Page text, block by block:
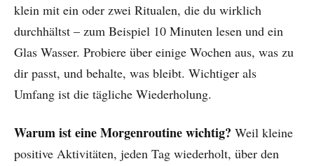
klein mit ein oder zwei Ritualen, die du wirklich
durchhältst – zum Beispiel 10 Minuten lesen und ein
Glas Wasser. Probiere über einige Wochen aus, was zu
dir passt, und behalte, was bleibt. Wichtiger als
Umfang ist die tägliche Wiederholung.
Warum ist eine Morgenroutine wichtig? Weil kleine
positive Aktivitäten, jeden Tag wiederholt, über den